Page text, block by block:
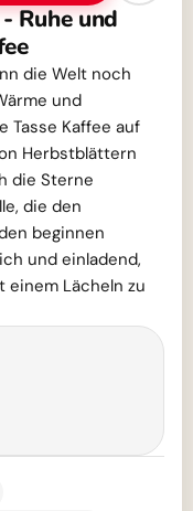
Ruhe und
die Welt noch
und
Tasse Kaffee auf
Herbstblättern
die Sterne
die den
beginnen
und einladend,
einem Lächeln zu